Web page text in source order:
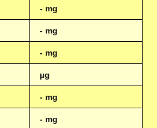
- mg
- mg
- mg
µg
- mg
- mg